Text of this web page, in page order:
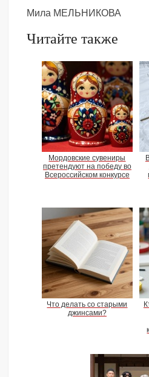
Мила МЕЛЬНИКОВА
Читайте также
Мордовские сувениры
претендуют на победу во
Всероссийском конкурсе
Что делать со старыми
джинсами?